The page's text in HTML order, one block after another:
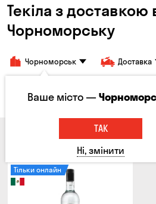
Текіла з доставкою
Чорноморську
Чорноморськ Доставка
та бренді Джин Текіла
Тільки онлайн
Ваше місто —
ТАК
Ні, змінити